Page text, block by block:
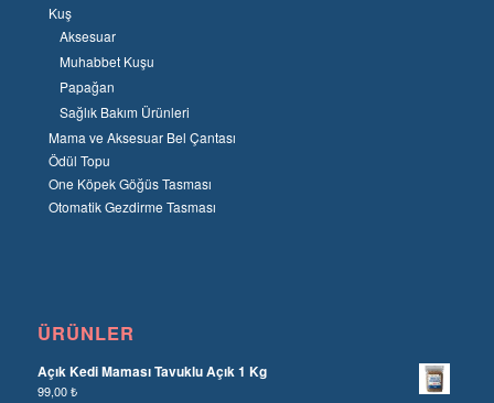
Kuş
Aksesuar
Muhabbet Kuşu
Papağan
Sağlık Bakım Ürünleri
Mama ve Aksesuar Bel Çantası
Ödül Topu
One Köpek Göğüs Tasması
Otomatik Gezdirme Tasması
ÜRÜNLER
Açık Kedi Maması Tavuklu Açık 1 Kg
99,00₺